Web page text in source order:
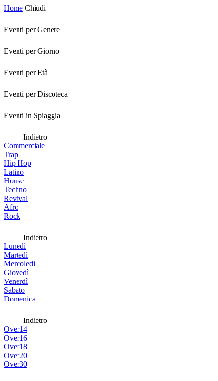
Home Chiudi
Eventi per Genere
Eventi per Giorno
Eventi per Età
Eventi per Discoteca
Eventi in Spiaggia
Indietro
Commerciale
Trap
Hip Hop
Latino
House
Techno
Revival
Afro
Rock
Indietro
Lunedì
Martedì
Mercoledì
Giovedì
Venerdì
Sabato
Domenica
Indietro
Over14
Over16
Over18
Over20
Over30